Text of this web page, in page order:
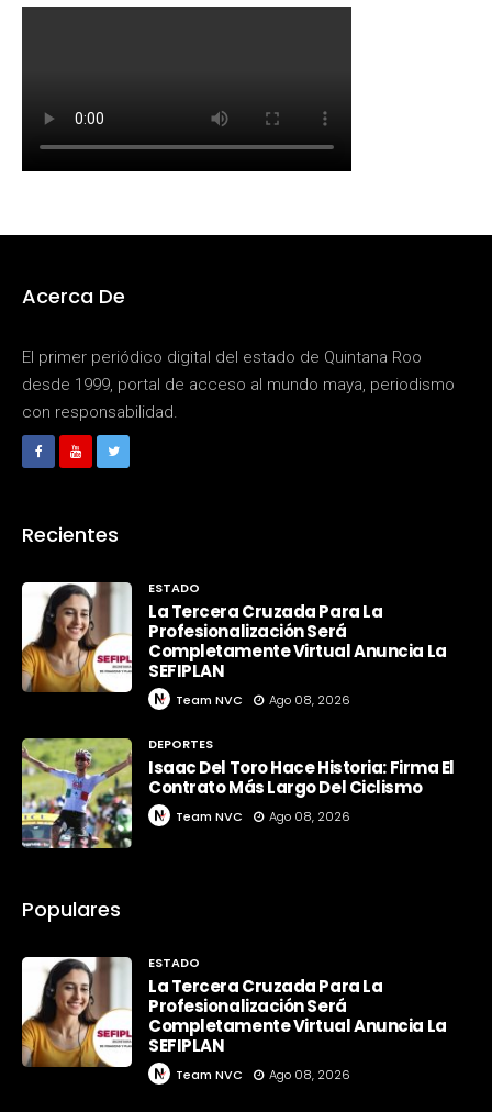
Acerca De
El primer periódico digital del estado de Quintana Roo
desde 1999, portal de acceso al mundo maya, periodismo
con responsabilidad.
Recientes
ESTADO
La Tercera Cruzada Para La
Profesionalización Será
Completamente Virtual Anuncia La
SEFIPLAN
Team NVC Ago 08, 2026
DEPORTES
Isaac Del Toro Hace Historia: Firma El
Contrato Más Largo Del Ciclismo
Team NVC Ago 08, 2026
Populares
ESTADO
La Tercera Cruzada Para La
Profesionalización Será
Completamente Virtual Anuncia La
SEFIPLAN
Team NVC Ago 08, 2026